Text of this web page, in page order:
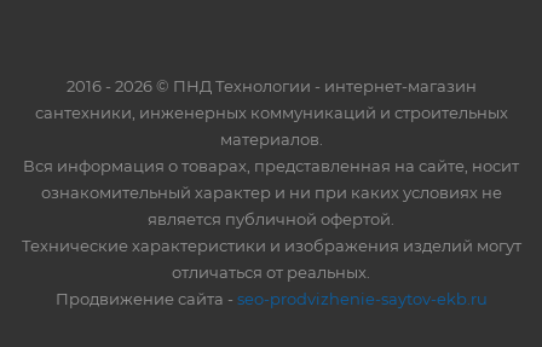
2016 - 2026 © ПНД Технологии - интернет-магазин
сантехники, инженерных коммуникаций и строительных
материалов.
Вся информация о товарах, представленная на сайте, носит
ознакомительный характер и ни при каких условиях не
является публичной офертой.
Технические характеристики и изображения изделий могут
отличаться от реальных.
Продвижение сайта - seo-prodvizhenie-saytov-ekb.ru